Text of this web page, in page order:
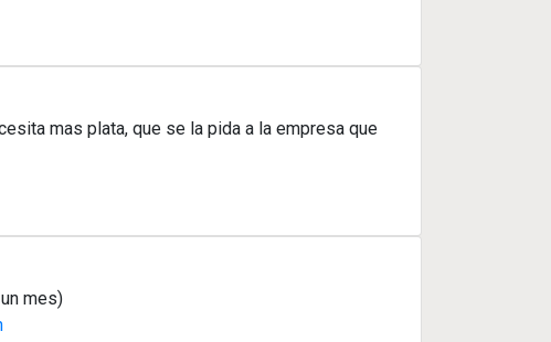
mas plata, que se la pida a la empresa que
mes)